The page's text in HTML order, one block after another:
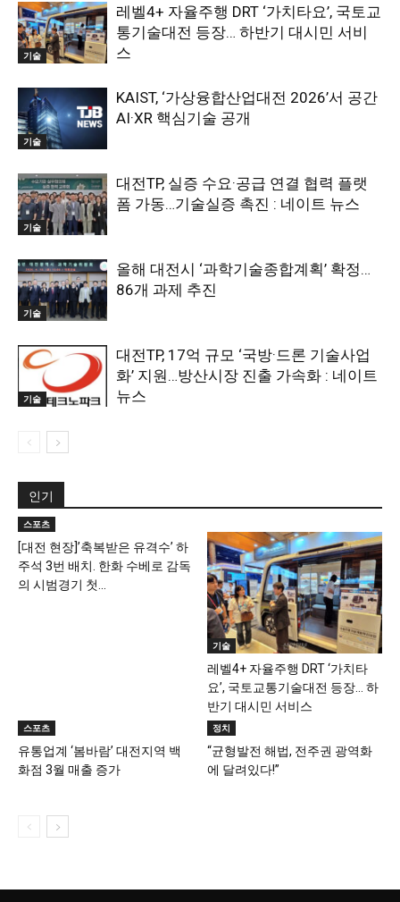
기술
레벨4+ 자율주행 DRT ‘가치타요’, 국토교
통기술대전 등장… 하반기 대시민 서비
스
기술
KAIST, ‘가상융합산업대전 2026’서 공간
AI·XR 핵심기술 공개
기술
대전TP, 실증 수요·공급 연결 협력 플랫
폼 가동…기술실증 촉진 : 네이트 뉴스
기술
올해 대전시 ‘과학기술종합계획’ 확정…
86개 과제 추진
기술
대전TP, 17억 규모 ‘국방·드론 기술사업
화’ 지원…방산시장 진출 가속화 : 네이트
뉴스
인기
스포츠
[대전 현장]’축복받은 유격수’ 하
주석 3번 배치. 한화 수베로 감독
의 시범경기 첫...
기술
레벨4+ 자율주행 DRT ‘가치타
요’, 국토교통기술대전 등장… 하
반기 대시민 서비스
스포츠
유통업계 ‘봄바람’ 대전지역 백
화점 3월 매출 증가
정치
“균형발전 해법, 전주권 광역화
에 달려있다!”